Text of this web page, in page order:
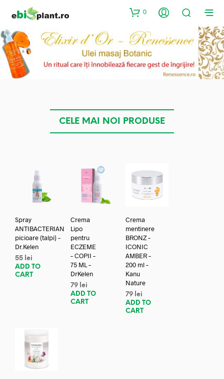
0
CELE MAI NOI PRODUSE
Spray
ANTIBACTERIAN
picioare (talpi) –
Dr.Kelen
55 lei
ADD TO
CART
Crema
Lipo
pentru
ECZEME
– COPII –
75 ML –
DrKelen
79 lei
ADD TO
CART
Crema
mentinere
BRONZ –
ICONIC
AMBER –
200 ml –
Kanu
Nature
79 lei
ADD TO
CART